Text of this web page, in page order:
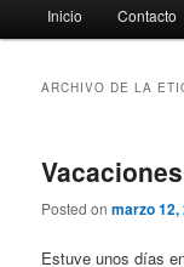
principal
Inicio Contacto
ARCHIVO DE LA
Posted onmarzo 12,
Estuve unos días